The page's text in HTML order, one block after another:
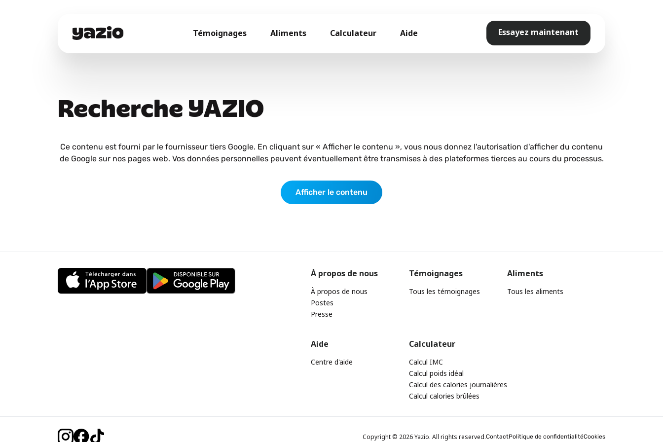
Témoignages Aliments Calculateur Aide Essayez maintenant
Recherche YAZIO
Ce contenu est fourni par le fournisseur tiers Google. En cliquant sur « Afficher le contenu », vous nous donnez l'autorisation d'afficher du contenu
de Google sur nos pages web. Vos données personnelles peuvent éventuellement être transmises à des plateformes tierces au cours du processus.
Afficher le contenu
À propos de nous
À propos de nous
Postes
Presse
Témoignages
Tous les témoignages
Aliments
Tous les aliments
Aide
Centre d'aide
Calculateur
Calcul IMC
Calcul poids idéal
Calcul des calories journalières
Calcul calories brûlées
Copyright © 2026 Yazio. All rights reserved.ContactPolitique de confidentialitéCookies